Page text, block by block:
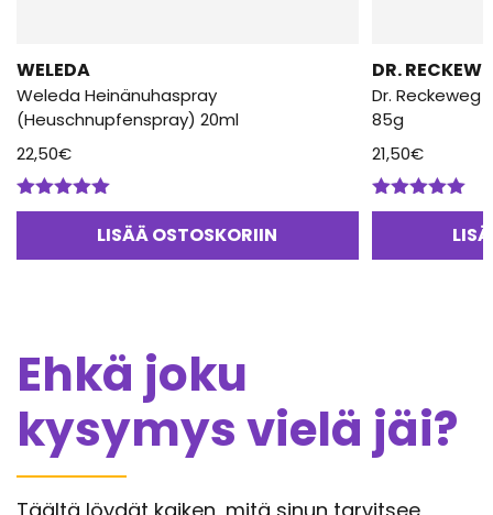
WELEDA
Weleda Heinänuhaspray
(Heuschnupfenspray) 20ml
22,50€
Arvostelu
LISÄÄ OSTOSKORIIN
DR.
Dr. Reckeweg
85g
21,50€
Arvostelu
Ehkä joku
kysymys vielä jäi?
Täältä löydät kaiken, mitä sinun tarvitsee